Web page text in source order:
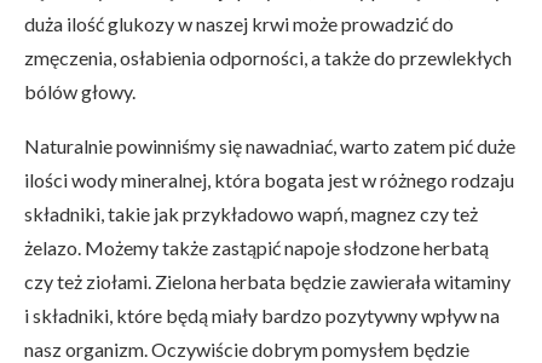
duża ilość glukozy w naszej krwi może prowadzić do
zmęczenia, osłabienia odporności, a także do przewlekłych
bólów głowy.
Naturalnie powinniśmy się nawadniać, warto zatem pić duże
ilości wody mineralnej, która bogata jest w różnego rodzaju
składniki, takie jak przykładowo wapń, magnez czy też
żelazo. Możemy także zastąpić napoje słodzone herbatą
czy też ziołami. Zielona herbata będzie zawierała witaminy
i składniki, które będą miały bardzo pozytywny wpływ na
nasz organizm. Oczywiście dobrym pomysłem będzie